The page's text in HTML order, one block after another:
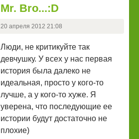
Mr. Bro...:D
20 апреля 2012 21:08
Люди, не критикуйте так
девчушку. У всех у нас первая
история была далеко не
идеальная, просто у кого-то
лучше, а у кого-то хуже. Я
уверена, что последующие ее
истории будут достаточно не
плохие)